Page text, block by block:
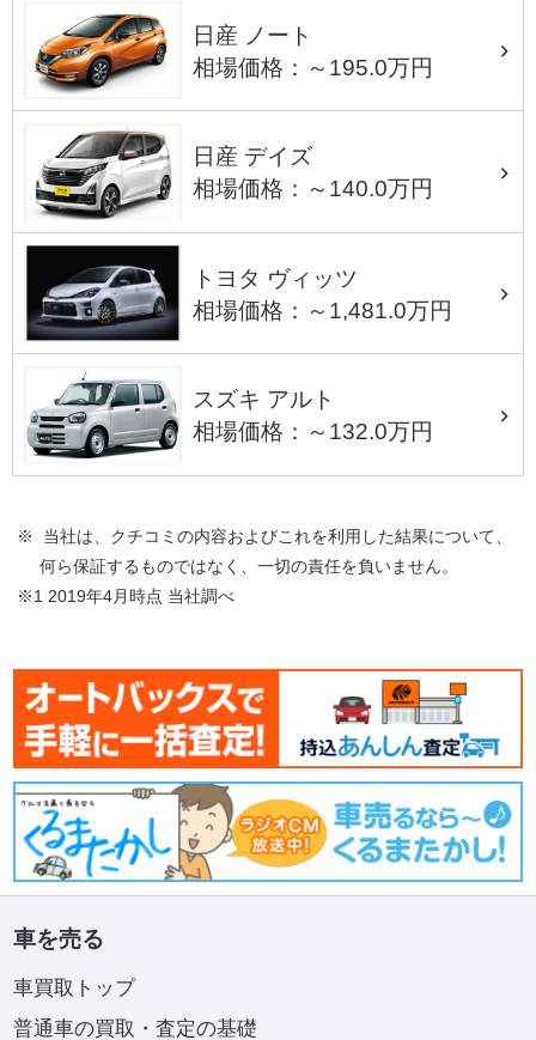
日産 ノート
相場価格：～195.0万円
日産 デイズ
相場価格：～140.0万円
トヨタ ヴィッツ
相場価格：～1,481.0万円
スズキ アルト
相場価格：～132.0万円
※ 当社は、クチコミの内容およびこれを利用した結果について、
何ら保証するものではなく、一切の責任を負いません。
※1 2019年4月時点 当社調べ
車を売る
車買取トップ
普通車の買取・査定の基礎